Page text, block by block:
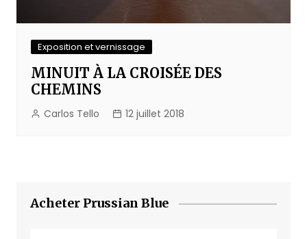
Exposition et vernissage
MINUIT À LA CROISÉE DES
CHEMINS
Carlos Tello 12 juillet 2018
Acheter Prussian Blue